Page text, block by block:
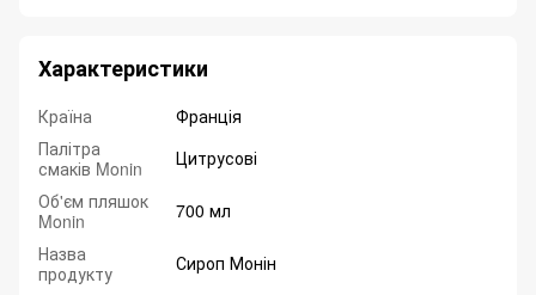
Характеристики
Країна
Франція
Палітра
смаків Monin
Цитрусові
Об'єм пляшок
Monin
700 мл
Назва
продукту
Сироп Монін